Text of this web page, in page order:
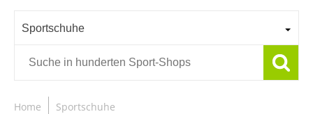
Sportschuhe
Home Sportschuhe